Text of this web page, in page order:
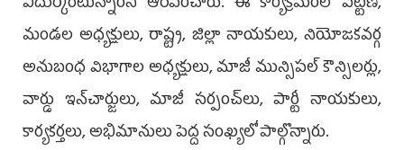
మండల అధ్యక్షులు, రాష్ట్ర, జిల్లా నాయకులు, నియోజకవర్గ
అనుబంధ విభాగాల అధ్యక్షులు, మాజీ మున్సిపల్ కౌన్సిలర్లు,
వార్డు ఇన్‌చార్జులు, మాజీ సర్పంచ్‌లు, పార్టీ నాయకులు,
కార్యకర్తలు, అభిమానులు పెద్ద సంఖ్యలో పాల్గొన్నారు.